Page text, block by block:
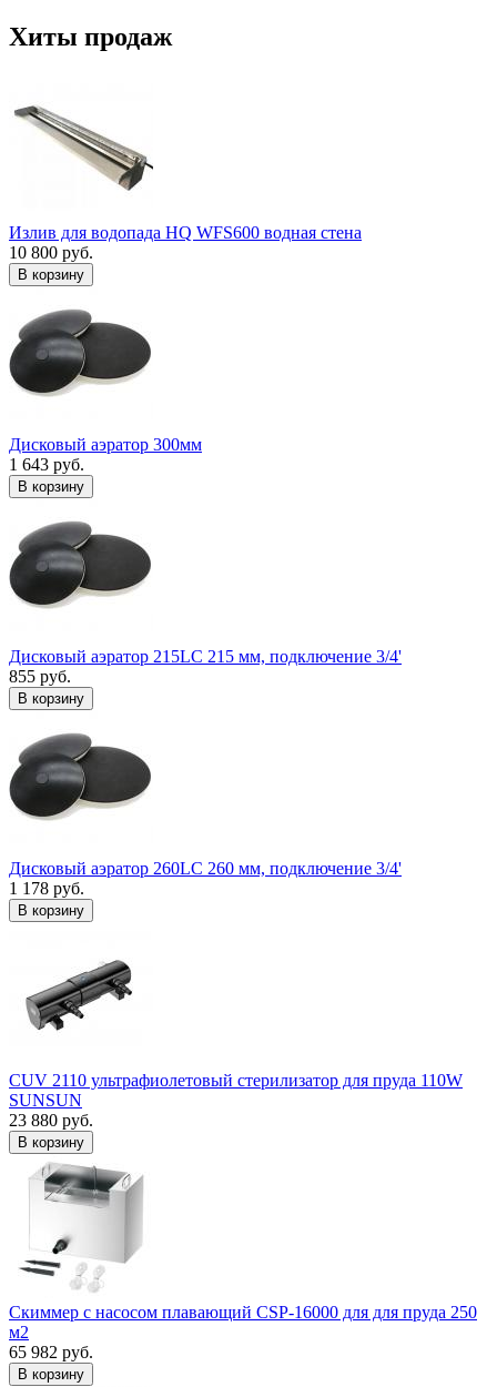
Хиты продаж
Излив для водопада HQ WFS600 водная стена
10 800 руб.
В корзину
Дисковый аэратор 300мм
1 643 руб.
В корзину
Дисковый аэратор 215LC 215 мм, подключение 3/4'
855 руб.
В корзину
Дисковый аэратор 260LC 260 мм, подключение 3/4'
1 178 руб.
В корзину
CUV 2110 ультрафиолетовый стерилизатор для пруда 110W
SUNSUN
23 880 руб.
В корзину
Скиммер с насосом плавающий CSP-16000 для для пруда 250
м2
65 982 руб.
В корзину